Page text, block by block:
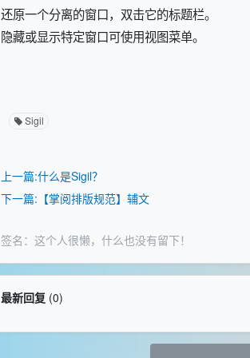
还原一个分离的窗口，双击它的标题栏。
隐藏或显示特定窗口可使用视图菜单。
Sigil
上一篇:什么是Sigil？
下一篇:【掌阅排版规范】辅文
签名：这个人很懒，什么也没有留下！
最新回复(0)